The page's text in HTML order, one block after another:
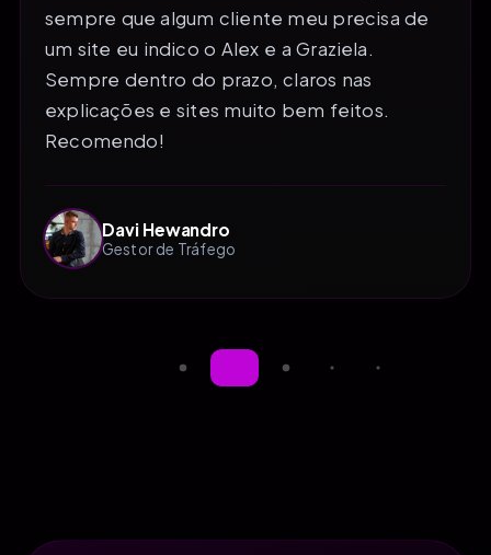
sempre que algum cliente meu precisa de
um site eu indico o Alex e a Graziela.
Sempre dentro do prazo, claros nas
explicações e sites muito bem feitos.
Recomendo!
Davi Hewandro
Gestor de Tráfego